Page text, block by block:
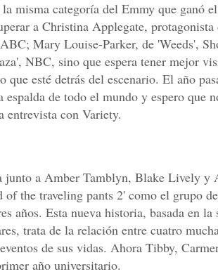
misma categoría del Emmy que ganó
a Christina Applegate,
Mary Louise-Parker, de 'Weeds',
NBC, sino que espera tener mejor
que esté detrás del escenario. El año
de todo el mundo y espero que
entrevista con Variety.
junto a Amber Tamblyn, Blake Lively y
of the traveling pants 2' como el grupo
años. Esta nueva historia, basada en la
trata de la relación entre cuatro
de sus vidas. Ahora Tibby,
año universitario.